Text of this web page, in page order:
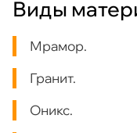
Виды
Мрамор.
Гранит.
Оникс.